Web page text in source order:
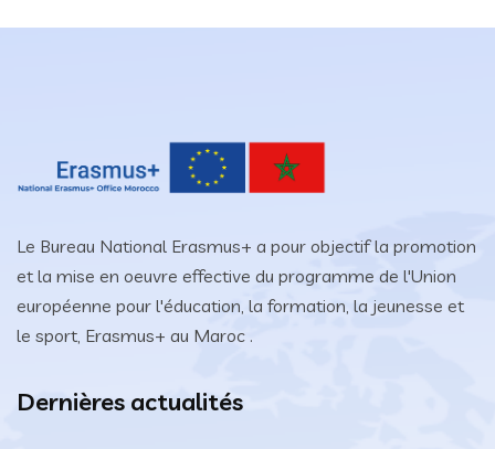
Le Bureau National Erasmus+ a pour objectif la promotion
et la mise en oeuvre effective du programme de l'Union
européenne pour l'éducation, la formation, la jeunesse et
le sport, Erasmus+ au Maroc .
Dernières actualités